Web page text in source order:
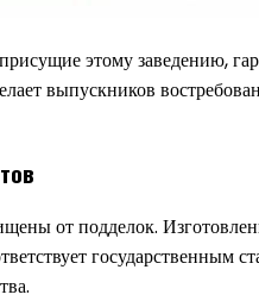
этому заведению,
выпускников
от подделок.
государственным